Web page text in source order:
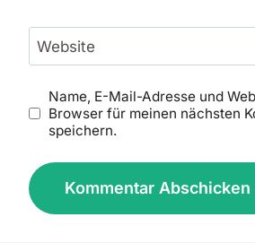
Website
Name, E-Mail-Adresse und
Browser für meinen nächsten
speichern.